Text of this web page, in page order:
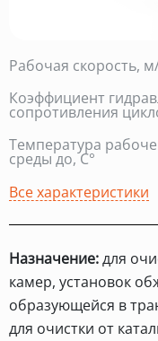
Рабочая скорость,
Коэффициент
сопротивления
Температура
среды до, С°
Все характеристики
Назначение:для
камер, установок
образующейся в
для очистки от